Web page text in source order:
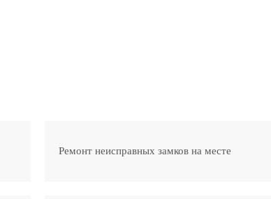
Ремонт неисправных замков на месте